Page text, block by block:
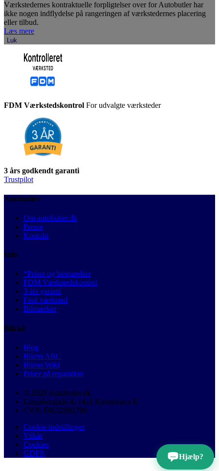
Værkstedernes kontraktuelle forpligtelser over for Autobutler har
ikke nogen indflydelse på rangeringen af værkstedernes placering
eller tilbud.
Læs mere
Luk
FDM Værkstedskontrol For udvalgte værksteder
3 års godkendt garanti
Trustpilot
Autobutler
Om autobutler.dk
Presse
Kontakt
Info
*Priser og besparelser
FDM Værkstedskontrol
3 års garanti
Find værksted
Bilmærker
Bilråd
Blog
Bilens ABC
Bilens Wiki
Priser på reparation
© 2026 Autobutler.dk
Langebrogade 4, 1411 København K
CVR: DK32891799
Cookie-indstillinger
Vilkår
Cookies
GDPR
Hjælp?